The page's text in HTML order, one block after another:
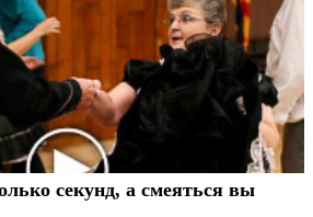
секунд, а смеяться вы